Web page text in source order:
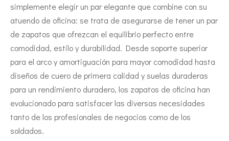
simplemente elegir un par elegante que combine con su
atuendo de oficina: se trata de asegurarse de tener un par
de zapatos que ofrezcan el equilibrio perfecto entre
comodidad, estilo y durabilidad. Desde soporte superior
para el arco y amortiguación para mayor comodidad hasta
diseños de cuero de primera calidad y suelas duraderas
para un rendimiento duradero, los zapatos de oficina han
evolucionado para satisfacer las diversas necesidades
tanto de los profesionales de negocios como de los
soldados.